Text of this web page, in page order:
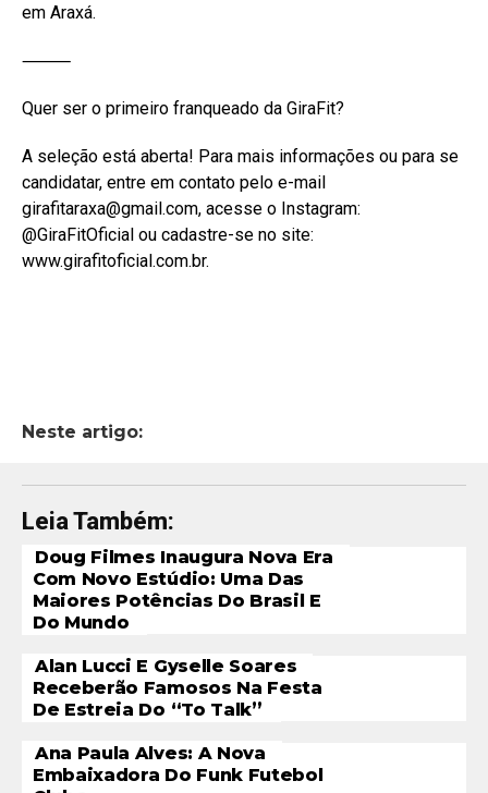
em Araxá.
⸻
Quer ser o primeiro franqueado da GiraFit?
A seleção está aberta! Para mais informações ou para se
candidatar, entre em contato pelo e-mail
girafitaraxa@gmail.com, acesse o Instagram:
@GiraFitOficial ou cadastre-se no site:
www.girafitoficial.com.br.
Neste artigo:
Leia Também:
Doug Filmes Inaugura Nova Era
Com Novo Estúdio: Uma Das
Maiores Potências Do Brasil E
Do Mundo
Alan Lucci E Gyselle Soares
Receberão Famosos Na Festa
De Estreia Do “To Talk”
Ana Paula Alves: A Nova
Embaixadora Do Funk Futebol